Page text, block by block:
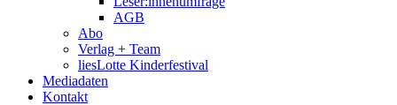
AGB
Abo
Verlag + Team
liesLotte Kinderfestival
Mediadaten
Kontakt